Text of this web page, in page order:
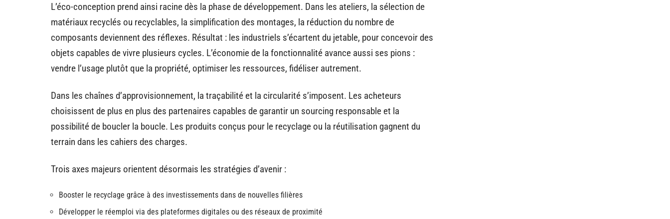
L’éco-conception prend ainsi racine dès la phase de développement. Dans les ateliers, la sélection de
matériaux recyclés ou recyclables, la simplification des montages, la réduction du nombre de
composants deviennent des réflexes. Résultat : les industriels s’écartent du jetable, pour concevoir des
objets capables de vivre plusieurs cycles. L’économie de la fonctionnalité avance aussi ses pions :
vendre l’usage plutôt que la propriété, optimiser les ressources, fidéliser autrement.
Dans les chaînes d’approvisionnement, la traçabilité et la circularité s’imposent. Les acheteurs
choisissent de plus en plus des partenaires capables de garantir un sourcing responsable et la
possibilité de boucler la boucle. Les produits conçus pour le recyclage ou la réutilisation gagnent du
terrain dans les cahiers des charges.
Trois axes majeurs orientent désormais les stratégies d’avenir :
Booster le recyclage grâce à des investissements dans de nouvelles filières
Développer le réemploi via des plateformes digitales ou des réseaux de proximité